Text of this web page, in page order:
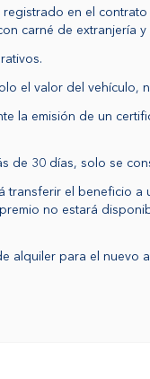
registrado en el
carné de extranjería y
el valor del vehículo,
la emisión de un
de 30 días, solo se
transferir el beneficio
no estará
alquiler para el nuevo